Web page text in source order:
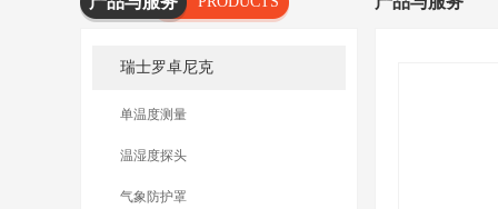
SERVICES
瑞士罗卓尼克
单温度测量
温湿度探头
气象防护罩